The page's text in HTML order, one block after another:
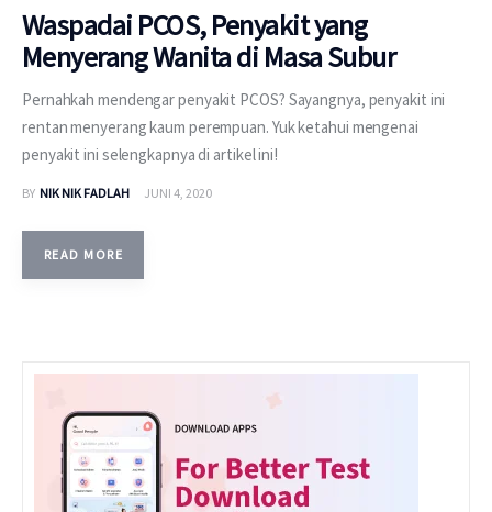
Waspadai PCOS, Penyakit yang
Menyerang Wanita di Masa Subur
Pernahkah mendengar penyakit PCOS? Sayangnya, penyakit ini
rentan menyerang kaum perempuan. Yuk ketahui mengenai
penyakit ini selengkapnya di artikel ini!
BY NIK NIK FADLAH JUNI 4, 2020
READ MORE